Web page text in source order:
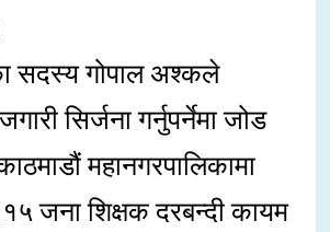
सदस्य गोपाल अश्कले
सिर्जना गर्नुपर्नेमा जोड
महानगरपालिकामा
जना शिक्षक दरबन्दी कायम